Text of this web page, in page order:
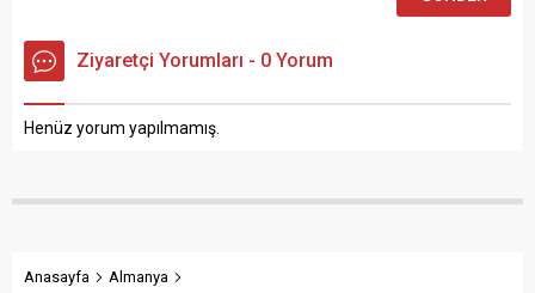
Ziyaretçi Yorumları - 0 Yorum
Henüz yorum yapılmamış.
Anasayfa
Almanya